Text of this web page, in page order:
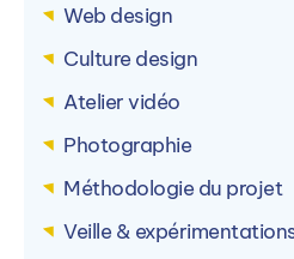
Web design
Culture design
Atelier vidéo
Photographie
Méthodologie du projet
Veille &